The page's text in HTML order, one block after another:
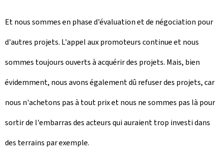
Et nous sommes en phase d'évaluation et de négociation pour
d'autres projets. L'appel aux promoteurs continue et nous
sommes toujours ouverts à acquérir des projets. Mais, bien
évidemment, nous avons également dû refuser des projets, car
nous n'achetons pas à tout prix et nous ne sommes pas là pour
sortir de l'embarras des acteurs qui auraient trop investi dans
des terrains par exemple.